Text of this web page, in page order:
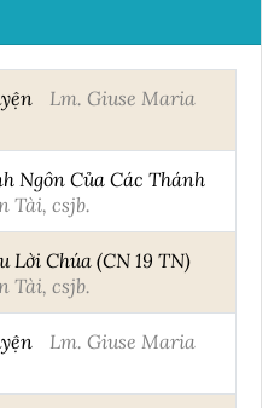
Lm. Giuse Maria
Ngôn Của Các Thánh
Tài, csjb.
Lời Chúa (CN 19 TN)
Tài, csjb.
Lm. Giuse Maria